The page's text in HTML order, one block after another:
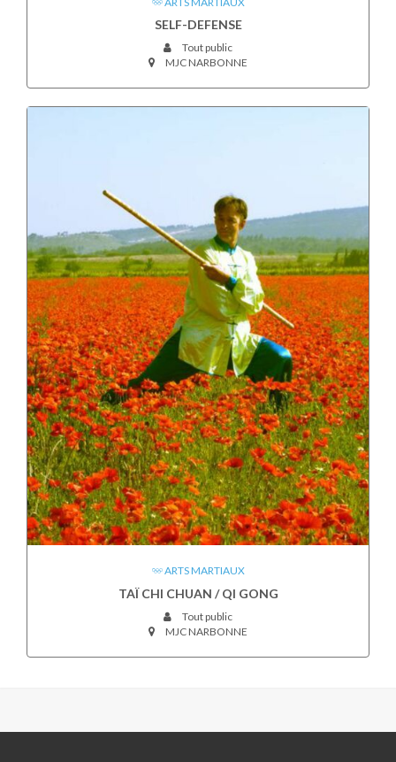
SELF-DEFENSE
Tout public
MJC NARBONNE
ARTS MARTIAUX
TAÏ CHI CHUAN / QI GONG
Tout public
MJC NARBONNE